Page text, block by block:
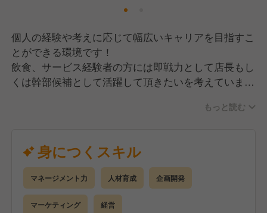
個人の経験や考えに応じて幅広いキャリアを目指すこ
とができる環境です！
飲食、サービス経験者の方には即戦力として店長もし
くは幹部候補として活躍して頂きたいを考えていま
その為、作業のみではなく店舗の総合的なマネージメ
【具体的には】
・調理（または補助）
・仕込み
・ホール業務のサポート
もっと読む
身につくスキル
マネージメント力 人材育成 企画開発
マーケティング 経営